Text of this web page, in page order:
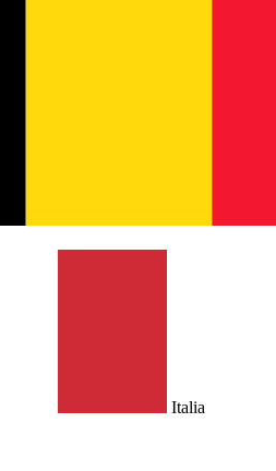
Italia